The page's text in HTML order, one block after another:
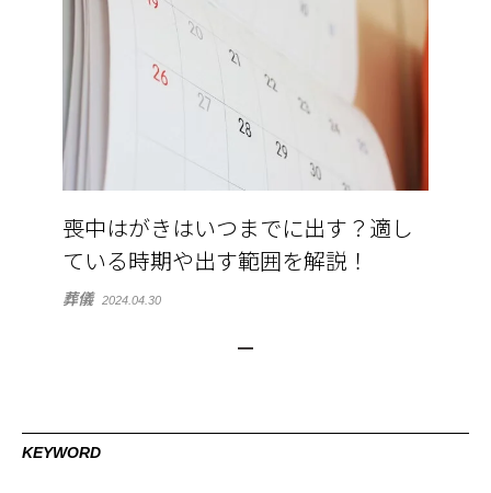
喪中はがきはいつまでに出す？適し
ている時期や出す範囲を解説！
葬儀 2024.04.30
KEYWORD